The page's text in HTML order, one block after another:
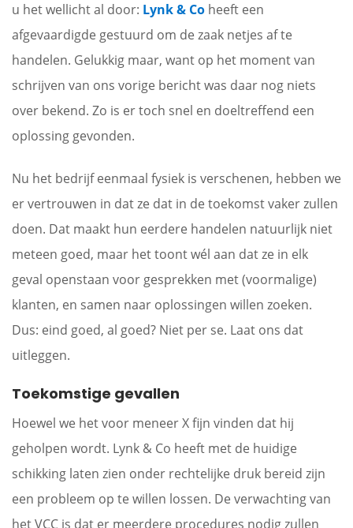
u het wellicht al door: Lynk & Co heeft een
afgevaardigde gestuurd om de zaak netjes af te
handelen. Gelukkig maar, want op het moment van
schrijven van ons vorige bericht was daar nog niets
over bekend. Zo is er toch snel en doeltreffend een
oplossing gevonden.
Nu het bedrijf eenmaal fysiek is verschenen, hebben we
er vertrouwen in dat ze dat in de toekomst vaker zullen
doen. Dat maakt hun eerdere handelen natuurlijk niet
meteen goed, maar het toont wél aan dat ze in elk
geval openstaan voor gesprekken met (voormalige)
klanten, en samen naar oplossingen willen zoeken.
Dus: eind goed, al goed? Niet per se. Laat ons dat
uitleggen.
Toekomstige gevallen
Hoewel we het voor meneer X fijn vinden dat hij
geholpen wordt. Lynk & Co heeft met de huidige
schikking laten zien onder rechtelijke druk bereid zijn
een probleem op te willen lossen. De verwachting van
het VCC is dat er meerdere procedures nodig zullen